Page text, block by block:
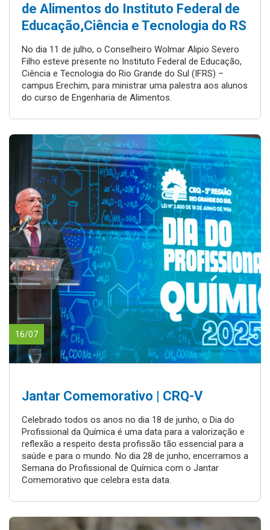
de Alimentos do Instituto Federal de
Educação,Ciência e Tecnologia do RS
No dia 11 de julho, o Conselheiro Wolmar Alipio Severo
Filho esteve presente no Instituto Federal de Educação,
Ciência e Tecnologia do Rio Grande do Sul (IFRS) –
campus Erechim, para ministrar uma palestra aos alunos
do curso de Engenharia de Alimentos.
16/07
Jantar Comemorativo | CRQ-V
Celebrado todos os anos no dia 18 de junho, o Dia do
Profissional da Química é uma data para a valorização e
reflexão a respeito desta profissão tão essencial para a
saúde e para o mundo. No dia 28 de junho, encerramos a
Semana do Profissional de Química com o Jantar
Comemorativo que celebra esta data.